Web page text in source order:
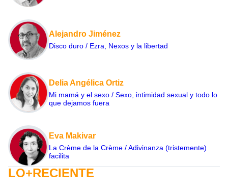
Alejandro Jiménez
Disco duro / Ezra, Nexos y la libertad
Delia Angélica Ortiz
Mi mamá y el sexo / Sexo, intimidad sexual y todo lo
que dejamos fuera
Eva Makivar
La Crème de la Crème / Adivinanza (tristemente)
facilita
LO+RECIENTE